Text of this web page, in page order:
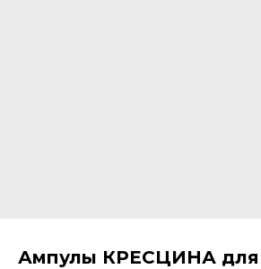
Ампулы КРЕСЦИНА для